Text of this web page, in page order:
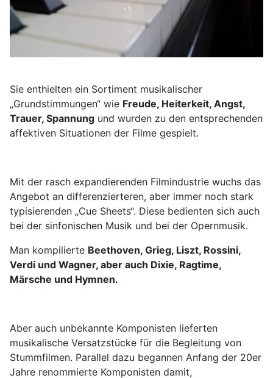
Sie enthielten ein Sortiment musikalischer
„Grundstimmungen“ wie Freude, Heiterkeit, Angst,
Trauer, Spannung und wurden zu den entsprechenden
affektiven Situationen der Filme gespielt.
Mit der rasch expandierenden Filmindustrie wuchs das
Angebot an differenzierteren, aber immer noch stark
typisierenden „Cue Sheets“. Diese bedienten sich auch
bei der sinfonischen Musik und bei der Opernmusik.
Man kompilierte Beethoven, Grieg, Liszt, Rossini,
Verdi und Wagner, aber auch Dixie, Ragtime,
Märsche und Hymnen.
Aber auch unbekannte Komponisten lieferten
musikalische Versatzstücke für die Begleitung von
Stummfilmen. Parallel dazu begannen Anfang der 20er
Jahre renommierte Komponisten damit,